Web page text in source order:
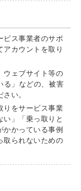
ビス事業者のサポ
カウントを取り
ウェブサイト等の
る」などの、被害
い。
りをサービス事業
」「乗っ取りと
かっている事例
取られないための